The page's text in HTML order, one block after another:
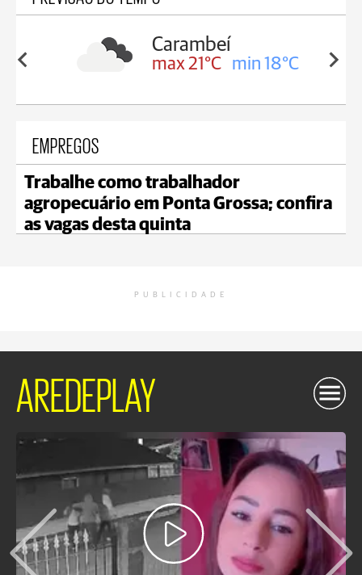
Jaguariaíva
max 21°C min 20°C
EMPREGOS
Trabalhe como trabalhador
agropecuário em Ponta Grossa; confira
as vagas desta quinta
PUBLICIDADE
AREDEPLAY